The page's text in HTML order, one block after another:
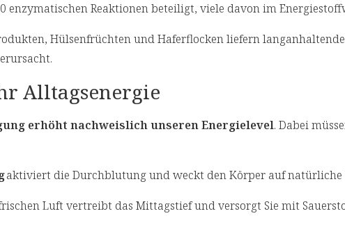
enzymatischen Reaktionen beteiligt, viele davon im
Hülsenfrüchten und Haferflocken liefern
Alltagsenergie
erhöht nachweislich unseren Energielevel. Dabei
aktiviert die Durchblutung und weckt den Körper auf natürliche
Luft vertreibt das Mittagstief und versorgt Sie mit